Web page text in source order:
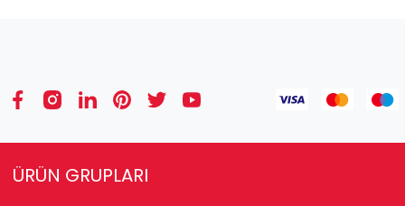
ÜRÜN GRUPLARI